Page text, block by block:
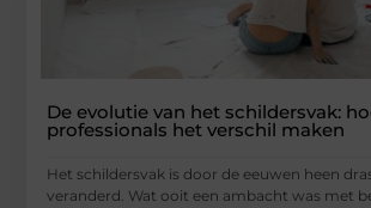
De evolutie van het schildersvak:
professionals het verschil maken
Het schildersvak is door de eeuwen heen
veranderd. Wat ooit een ambacht was met